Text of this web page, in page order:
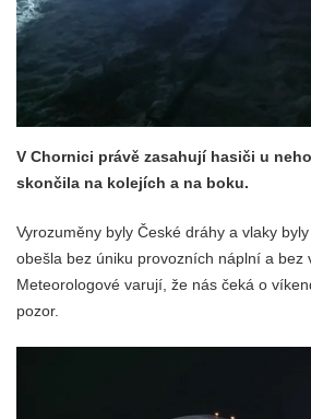
V Chornici právě zasahují hasiči u
skončila na kolejích a na boku.
Vyrozuměny byly České dráhy a vlaky
obešla bez úniku provozních náplní a bez
Meteorologové varují, že nás čeká o
pozor.